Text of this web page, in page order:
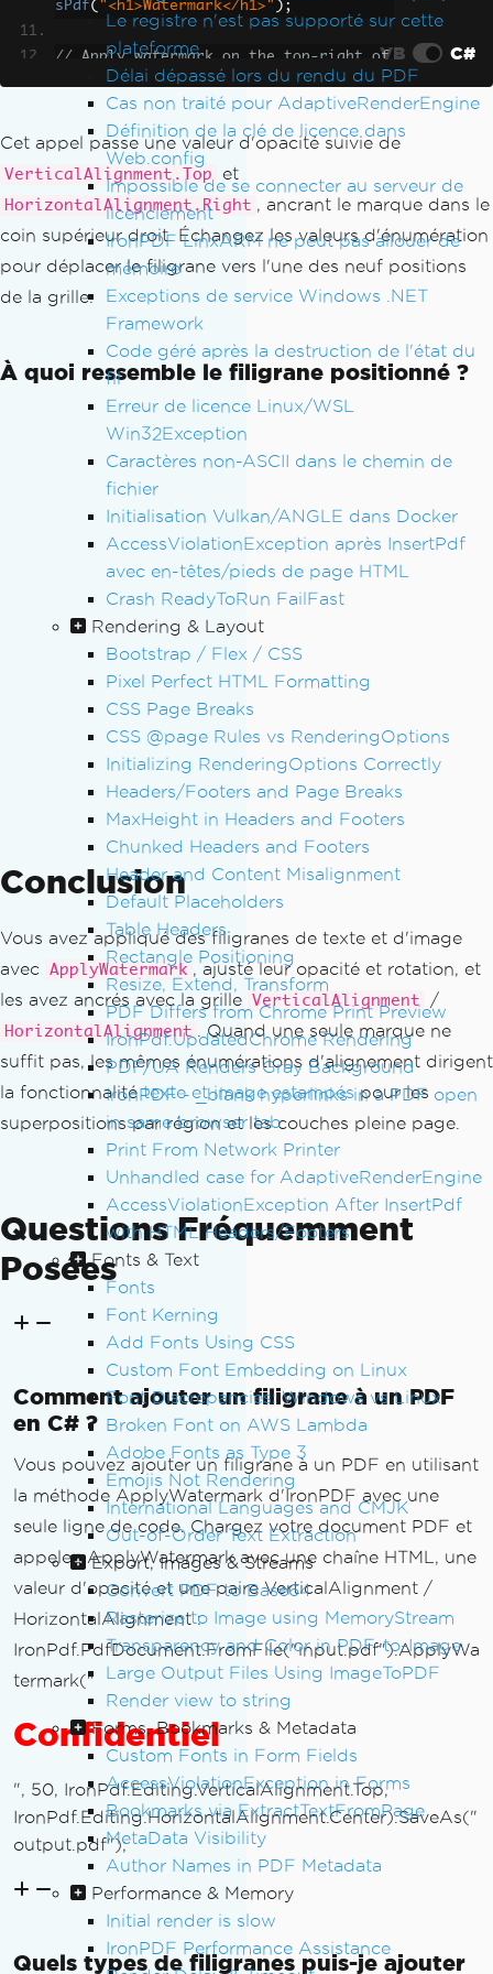
Le registre n'est pas supporté sur cette
plateforme
Délai dépassé lors du rendu du PDF
Cas non traité pour AdaptiveRenderEngine
Définition de la clé de licence dans
Web.config
Impossible de se connecter au serveur de
licenciement
IronPDF LinxARM ne peut pas allouer de
mémoire
Exceptions de service Windows .NET
Framework
Code géré après la destruction de l'état du
fil
Erreur de licence Linux/WSL
Win32Exception
Caractères non-ASCII dans le chemin de
fichier
Initialisation Vulkan/ANGLE dans Docker
AccessViolationException après InsertPdf
avec en-têtes/pieds de page HTML
Crash ReadyToRun FailFast
Rendering & Layout
Bootstrap / Flex / CSS
Pixel Perfect HTML Formatting
CSS Page Breaks
CSS @page Rules vs RenderingOptions
Initializing RenderingOptions Correctly
Headers/Footers and Page Breaks
MaxHeight in Headers and Footers
Chunked Headers and Footers
Header and Content Misalignment
Default Placeholders
Table Headers
Rectangle Positioning
Resize, Extend, Transform
PDF Differs from Chrome Print Preview
IronPdf.UpdatedChrome Rendering
PDF/UA Renders Gray Background
IronPDF - _blank hyperlinks in a PDF open
in same browser tab
Print From Network Printer
Unhandled case for AdaptiveRenderEngine
AccessViolationException After InsertPdf
with HTML Headers/Footers
Fonts & Text
Fonts
Font Kerning
Add Fonts Using CSS
Custom Font Embedding on Linux
Font Discrepancies: Windows vs Linux
Broken Font on AWS Lambda
Adobe Fonts as Type 3
Emojis Not Rendering
International Languages and CMJK
Out-of-Order Text Extraction
Export, Images & Streams
Convert PDF to Base64
Rasterize to Image using MemoryStream
Transparency and Color in PDF-to-Image
Large Output Files Using ImageToPDF
Render view to string
Forms, Bookmarks & Metadata
Custom Fonts in Form Fields
AccessViolationException in Forms
Bookmarks via ExtractTextFromPage
MetaData Visibility
Author Names in PDF Metadata
Performance & Memory
Initial render is slow
IronPDF Performance Assistance
sPdf( "<h1>Watermark</h1>" );
// Apply watermark on the top-right of
the document
.ApplyWatermark(watermarkHtml, 50,
VerticalAlignment .Top ,
HorizontalAlign
Right);
pdf.SaveAs("watermarkLocation.pdf" );
VB C#
Cet appel passe une valeur d'opacité suivie de
VerticalAlignment.Top et
HorizontalAlignment.Right , ancrant le marque dans le
coin supérieur droit. Échangez les valeurs d'énumération
pour déplacer le filigrane vers l'une des neuf positions
de la grille.
À quoi ressemble le filigrane positionné ?
Conclusion
Vous avez appliqué des filigranes de texte et d'image
avec ApplyWatermark , ajusté leur opacité et rotation, et
les avez ancrés avec la grille VerticalAlignment /
HorizontalAlignment
. Quand une seule marque ne
suffit pas, les mêmes énumérations d'alignement dirigent
la fonctionnalitétexte et image estampéspour les
superpositions par région et les couches pleine page.
Questions Fréquemment
Posées
Comment ajouter un filigrane à un PDF
en C# ?
Vous pouvez ajouter un filigrane à un PDF en utilisant
la méthode ApplyWatermark d'IronPDF avec une
seule ligne de code. Chargez votre document PDF et
appelez ApplyWatermark avec une chaîne HTML, une
valeur d'opacité et une paire VerticalAlignment /
HorizontalAlignment :
IronPdf.PdfDocument.FromFile("input.pdf").ApplyWa
termark("
Confidentiel
", 50, IronPdf.Editing.VerticalAlignment.Top,
IronPdf.Editing.HorizontalAlignment.Center).SaveAs("
output.pdf");
Quels types de filigranes puis-je ajouter